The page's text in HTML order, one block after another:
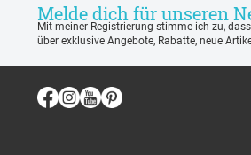
Melde dich für unseren
Mit meiner Registrierung stimme ich zu,
über exklusive Angebote, Rabatte, neue